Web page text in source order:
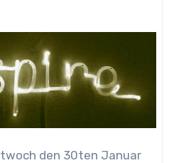
den 30ten Januar